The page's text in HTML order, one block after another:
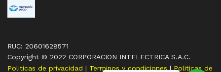
RUC: 20601628571
Copyright © 2022 CORPORACION INTELECTRICA S.A.C.
Politicas de privacidad | Terminos y condiciones | Politicas de